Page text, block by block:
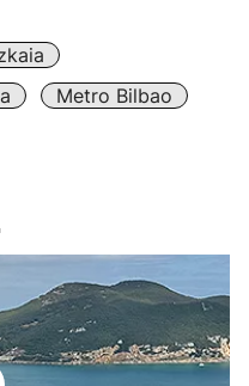
Metro Bilbao